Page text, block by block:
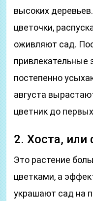
высоких
цветочки,
оживляют сад.
привлекательные
постепенно
августа
цветник до
2. Хоста, или
Это растение
цветками, а
украшают сад на